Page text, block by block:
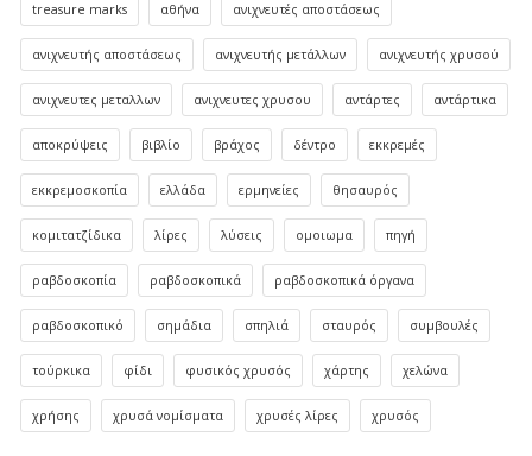
treasure marks αθήνα ανιχνευτές αποστάσεως
ανιχνευτής αποστάσεως ανιχνευτής μετάλλων ανιχνευτής χρυσού
ανιχνευτες μεταλλων ανιχνευτες χρυσου αντάρτες αντάρτικα
αποκρύψεις βιβλίο βράχος δέντρο εκκρεμές
εκκρεμοσκοπία ελλάδα ερμηνείες θησαυρός
κομιτατζίδικα λίρες λύσεις ομοιωμα πηγή
ραβδοσκοπία ραβδοσκοπικά ραβδοσκοπικά όργανα
ραβδοσκοπικό σημάδια σπηλιά σταυρός συμβουλές
τούρκικα φίδι φυσικός χρυσός χάρτης χελώνα
χρήσης χρυσά νομίσματα χρυσές λίρες χρυσός